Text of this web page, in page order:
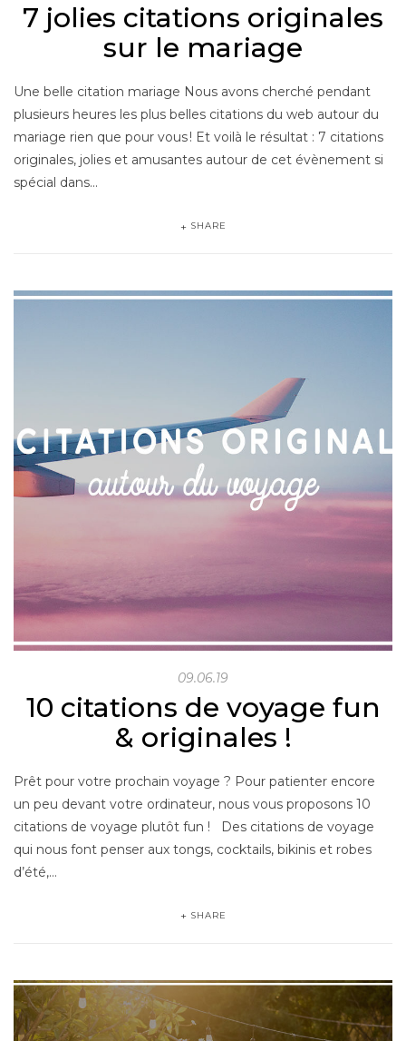
7 jolies citations originales
sur le mariage
Une belle citation mariage Nous avons cherché pendant
plusieurs heures les plus belles citations du web autour du
mariage rien que pour vous ! Et voilà le résultat : 7 citations
originales, jolies et amusantes autour de cet évènement si
spécial dans…
SHARE
09.06.19
10 citations de voyage fun
& originales !
Prêt pour votre prochain voyage ? Pour patienter encore
un peu devant votre ordinateur, nous vous proposons 10
citations de voyage plutôt fun ! Des citations de voyage
qui nous font penser aux tongs, cocktails, bikinis et robes
d’été,…
SHARE